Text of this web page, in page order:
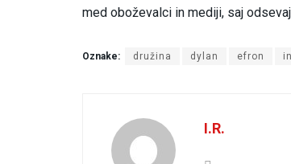
med oboževalci in mediji, saj
Oznake: družina dylan efron
I.R.